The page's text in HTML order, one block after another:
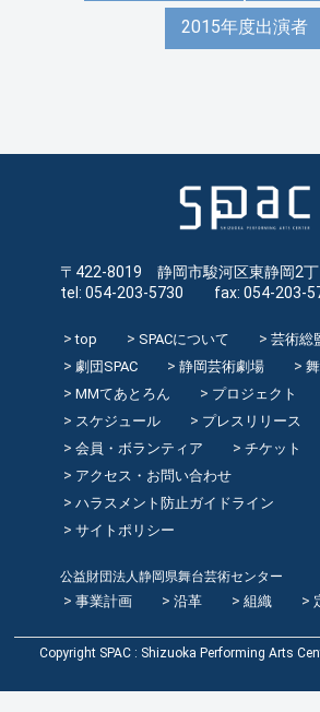
2015年度出演者
〒422-8019 静岡市駿河区東静岡2丁
tel: 054-203-5730 fax: 054-203-
top SPACについて
芸術総
劇団SPAC
静岡芸術劇場
MMてあとろん
プロジェクト
スケジュール
プレスリリース
会員・ボランティア
チケット
アクセス・お問い合わせ
ハラスメント防止ガイドライン
サイトポリシー
公益財団法人静岡県舞台芸術センター
事業計画 沿革 組織
Copyright SPAC : Shizuoka Performing Arts